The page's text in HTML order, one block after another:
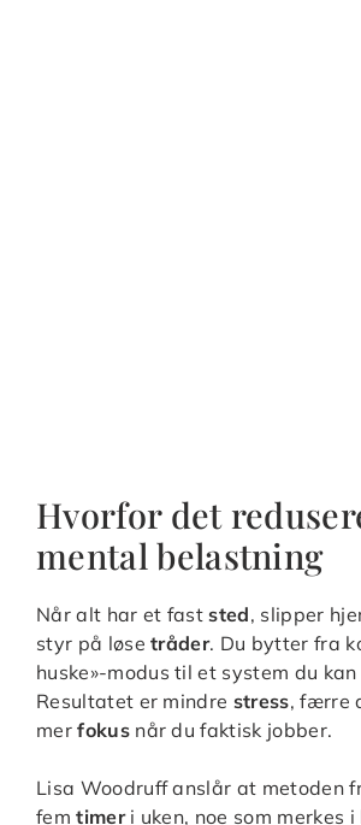
Hvorfor det
mental belastning
Når alt har et faststed, slipper
styr på løsetråder. Du bytter fra
huske»-modus til et system du kan
Resultatet er mindre stress, færre
merfokusnår du faktisk jobber.
Lisa Woodruff anslår at metoden
femtimeri uken, noe som merkes i